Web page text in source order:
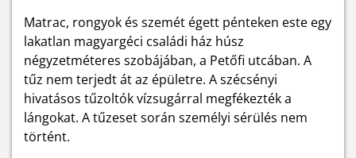
Matrac, rongyok és szemét égett pénteken este egy
lakatlan magyargéci családi ház húsz
négyzetméteres szobájában, a Petőfi utcában. A
tűz nem terjedt át az épületre. A szécsényi
hivatásos tűzoltók vízsugárral megfékezték a
lángokat. A tűzeset során személyi sérülés nem
történt.